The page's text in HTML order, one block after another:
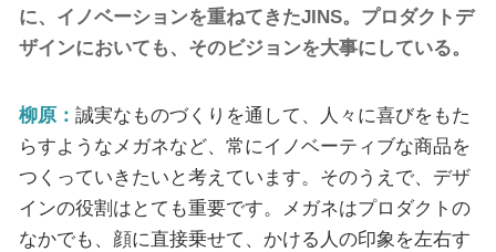
に、イノベーションを重ねてきたJINS。プロダクトデ
ザインにおいても、そのビジョンを大事にしている。
柳原： 誠実なものづくりを通して、人々に喜びをもた
らすようなメガネなど、常にイノベーティブな商品を
つくっていきたいと考えています。そのうえで、デザ
インの役割はとても重要です。メガネはプロダクトの
なかでも、顔に直接乗せて、かける人の印象を左右す